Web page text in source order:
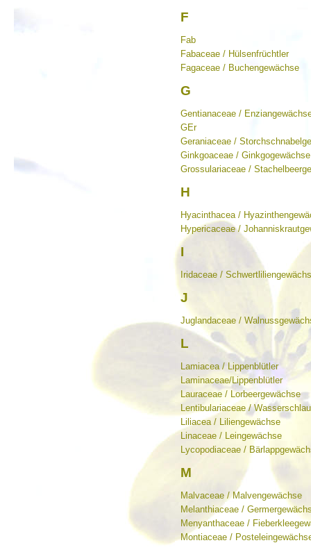
F
Fab
Fabaceae / Hülsenfrüchtler
Fagaceae / Buchengewächse
G
Gentianaceae /
GEr
Geraniaceae /
Ginkgoaceae / Ginkgogewächse
Grossulariaceae /
H
Hyacinthacea /
Hypericaceae /
I
Iridaceae /
J
Juglandaceae /
L
Lamiacea / Lippenblütler
Laminaceae/Lippenblütler
Lauraceae / Lorbeergewächse
Lentibulariaceae /
Liliacea / Liliengewächse
Linaceae / Leingewächse
Lycopodiaceae /
M
Malvaceae / Malvengewächse
Melanthiaceae /
Menyanthaceae /
Montiaceae /